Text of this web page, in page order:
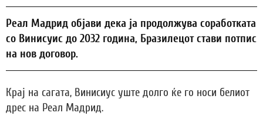
Реал Мадрид објави дека ја продолжува соработката
со Винисуис до 2032 година, Бразилецот стави потпис
на нов договор.
Крај на сагата, Винисиус уште долго ќе го носи белиот
дрес на Реал Мадрид.